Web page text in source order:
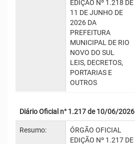
EDIÇÃO Nº 1.218 DE
11 DE JUNHO DE
2026 DA
PREFEITURA
MUNICIPAL DE RIO
NOVO DO SUL
LEIS, DECRETOS,
PORTARIAS E
OUTROS
Diário Oficial n° 1.217 de 10/06/2026
Resumo:
ÓRGÃO OFICIAL
EDIÇÃO Nº 1.217 DE